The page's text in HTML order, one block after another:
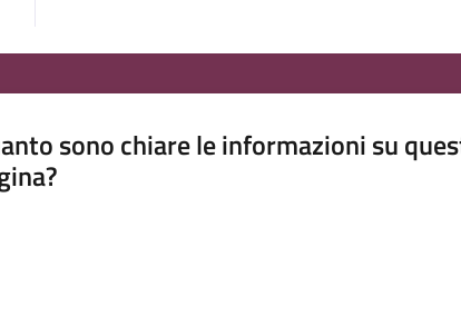
sono chiare le informazioni su